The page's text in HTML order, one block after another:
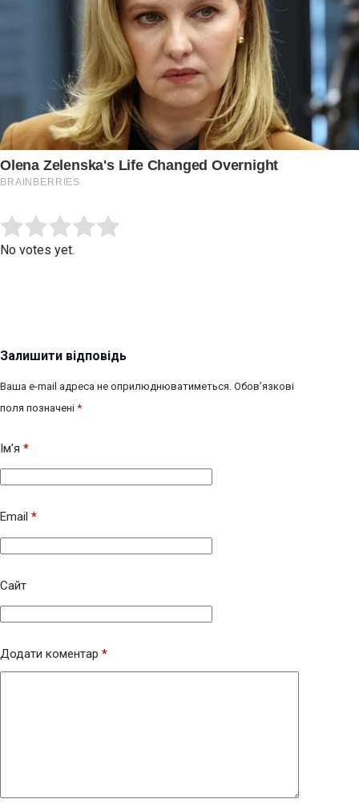
Rate this item:
No votes yet.
Залишити відповідь
Ваша e-mail адреса не оприлюднюватиметься. Обов’язкові
поля позначені *
Ім’я *
Email *
Сайт
Додати коментар *